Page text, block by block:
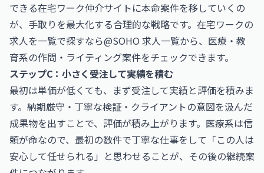
できる在宅ワーク仲介サイトに本命案件を移していくの
が、手取りを最大化する合理的な戦略です。在宅ワークの
求人を一覧で探すなら@SOHO 求人一覧から、医療・教
育系の作問・ライティング案件をチェックできます。
ステップC：小さく受注して実績を積む
最初は単価が低くても、まず受注して実績と評価を積みま
す。納期厳守・丁寧な検証・クライアントの意図を汲んだ
成果物を出すことで、評価が積み上がります。医療系は信
頼が命なので、最初の数件で丁寧な仕事をして「この人は
安心して任せられる」と思わせることが、その後の継続案